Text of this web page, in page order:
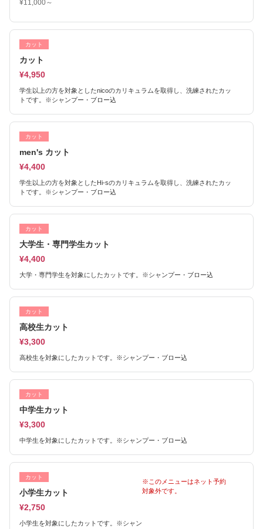
¥11,000～
カット
カット
¥4,950
学生以上の方を対象としたnicoのカリキュラムを取得し、洗練されたカッ
トです。※シャンプー・ブロー込
カット
men's カット
¥4,400
学生以上の方を対象としたHi-sのカリキュラムを取得し、洗練されたカッ
トです。※シャンプー・ブロー込
カット
大学生・専門学生カット
¥4,400
大学・専門学生を対象にしたカットです。※シャンプー・ブロー込
カット
高校生カット
¥3,300
高校生を対象にしたカットです。※シャンプー・ブロー込
カット
中学生カット
¥3,300
中学生を対象にしたカットです。※シャンプー・ブロー込
カット
小学生カット
¥2,750
小学生を対象にしたカットです。※シャン
※このメニューはネット予約
対象外です。